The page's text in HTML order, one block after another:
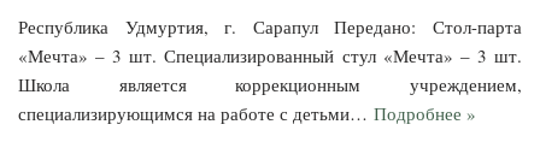
Республика Удмуртия, г. Сарапул Передано: Стол-парта
«Мечта» – 3 шт. Специализированный стул «Мечта» – 3 шт.
Школа является коррекционным учреждением,
специализирующимся на работе с детьми… Подробнее »